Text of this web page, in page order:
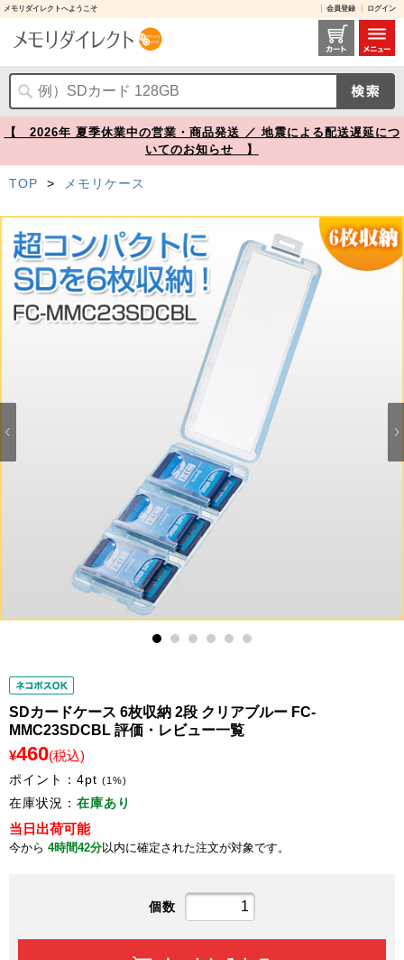
メモリダイレクトへようこそ 会員登録 ログイン
FC-MMC23SDCBL レビュー / SDカードケース 6枚収納 2段 クリアブルー【メモリダイレクト】
【 2026年 夏季休業中の営業・商品発送 ／ 地震による配送遅延につ
いてのお知らせ 】
TOP > メモリケース
SDカードケース 6枚収納 2段 クリアブルー FC-
MMC23SDCBL 評価・レビュー一覧
¥460(税込)
ポイント： 4pt (1%)
在庫状況： 在庫あり
当日出荷可能
今から 4時間42分以内に確定された注文が対象です。
個数